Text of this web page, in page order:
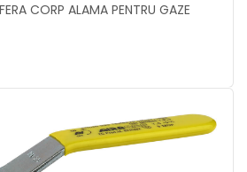
CORP ALAMA PENTRU GAZE